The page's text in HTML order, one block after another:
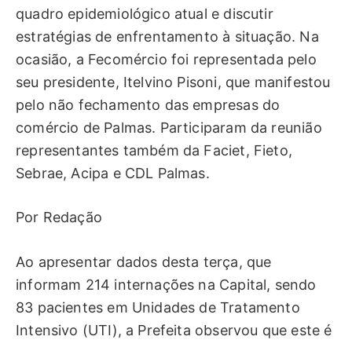
quadro epidemiológico atual e discutir
estratégias de enfrentamento à situação. Na
ocasião, a Fecomércio foi representada pelo
seu presidente, Itelvino Pisoni, que manifestou
pelo não fechamento das empresas do
comércio de Palmas. Participaram da reunião
representantes também da Faciet, Fieto,
Sebrae, Acipa e CDL Palmas.
Por Redação
Ao apresentar dados desta terça, que
informam 214 internações na Capital, sendo
83 pacientes em Unidades de Tratamento
Intensivo (UTI), a Prefeita observou que este é